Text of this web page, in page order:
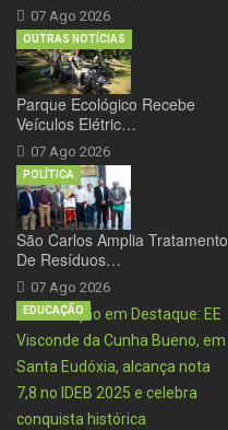
07 Ago 2026
Parque Ecológico Recebe
Veículos Elétric…
07 Ago 2026
OUTRAS NOTÍCIAS
São Carlos Amplia Tratamento
De Resíduos…
07 Ago 2026
POLÍTICA
EDUCAÇÃO